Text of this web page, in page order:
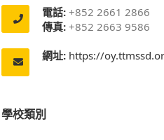
電話: +852 2661 2866
傳真: +852 2663 9586
網址: https://
學校類別